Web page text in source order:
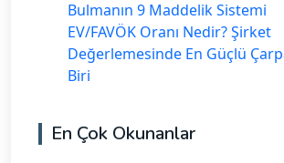
Bulmanın 9 Maddelik Sistemi
EV/FAVÖK Oranı Nedir? Şirket
Değerlemesinde En Güçlü
Biri
En Çok Okunanlar